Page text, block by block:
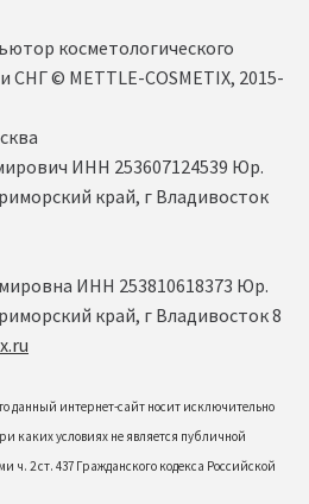
косметологического
СНГ ©️ METTLE-COSMETIX, 2015-
ИНН 253607124539 Юр.
край, г Владивосток
ИНН 253810618373 Юр.
край, г Владивосток 8
данный интернет-сайт носит исключительно
каких условиях не является публичной
ч. 2 ст. 437 Гражданского кодекса Российской